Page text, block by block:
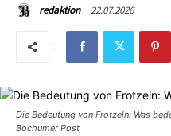
redaktion 22.07.2026
Die Bedeutung von Frotzeln: Was
Bochumer Post